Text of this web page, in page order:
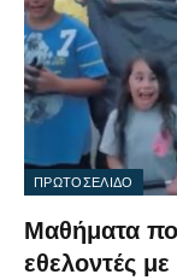
ΠΡΩΤΟΣΕΛΙΔΟ
Μαθήματα
εθελοντές